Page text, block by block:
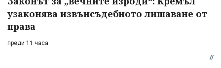
узаконява извънсъдебното лишаване от
права
преди 11 часа